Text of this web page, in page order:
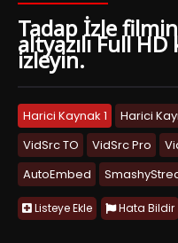
Tadap İzle
altyazılı Full
izleyin.
Harici Kaynak 1 Harici
VidSrc TO
VidSrc Pro
AutoEmbed
Listeye Ekle Hata Bildir